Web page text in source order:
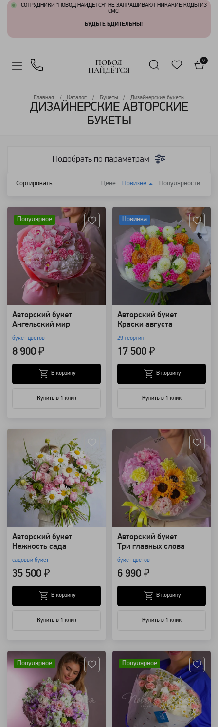
СОТРУДНИКИ "ПОВОД НАЙДЕТСЯ" НЕ ЗАПРАШИВАЮТ НИКАКИЕ КОДЫ ИЗ
СМС!
БУДЬТЕ БДИТЕЛЬНЫ!
ПОВОД
НАЙДЁТСЯ
0
Главная Каталог Букеты Дизайнерские букеты
ДИЗАЙНЕРСКИЕ АВТОРСКИЕ
БУКЕТЫ
Подобрать по параметрам
Сортировать: Цене Новизне Популярности
Популярное
Авторский букет
Ангельский мир
букет цветов
8 900 ₽
Купить в 1 клик
В корзину
Новинка
Авторский букет
Краски августа
29 георгин
17 500 ₽
Купить в 1 клик
В корзину
Авторский букет
Нежность сада
садовый букет
35 500 ₽
Купить в 1 клик
В корзину
Авторский букет
Три главных слова
букет цветов
6 990 ₽
Купить в 1 клик
В корзину
Популярное Популярное